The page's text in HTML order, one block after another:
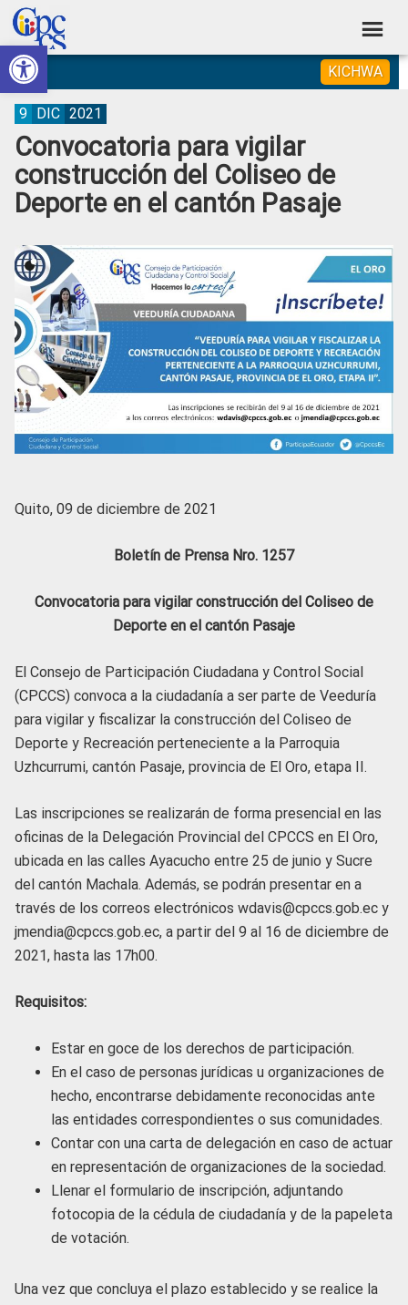
Abrir barra de herramientas
Skip
to
primary
navigation
Skip
to
main
content
Skip
to
primary
sidebar
Skip
to
footer
Consejo
de
Participación
Ciudadana
Control
Social
Construyendo
Poder
Ciudadano
KICHWA
Convocatoria para vigilar
construcción del Coliseo de
Deporte en el cantón Pasaje
9 DIC 2021
Quito, 09 de diciembre de 2021
Boletín de Prensa Nro. 1257
Convocatoria para vigilar construcción del Coliseo de
Deporte en el cantón Pasaje
El Consejo de Participación Ciudadana y Control Social
(CPCCS) convoca a la ciudadanía a ser parte de Veeduría
para vigilar y fiscalizar la construcción del Coliseo de
Deporte y Recreación perteneciente a la Parroquia
Uzhcurrumi, cantón Pasaje, provincia de El Oro, etapa II.
Las inscripciones se realizarán de forma presencial en las
oficinas de la Delegación Provincial del CPCCS en El Oro,
ubicada en las calles Ayacucho entre 25 de junio y Sucre
del cantón Machala. Además, se podrán presentar en a
través de los correos electrónicos wdavis@cpccs.gob.ec y
jmendia@cpccs.gob.ec, a partir del 9 al 16 de diciembre de
2021, hasta las 17h00.
Requisitos:
Estar en goce de los derechos de participación.
En el caso de personas jurídicas u organizaciones de
hecho, encontrarse debidamente reconocidas ante
las entidades correspondientes o sus comunidades.
Contar con una carta de delegación en caso de actuar
en representación de organizaciones de la sociedad.
Llenar el formulario de inscripción, adjuntando
fotocopia de la cédula de ciudadanía y de la papeleta
de votación.
Una vez que concluya el plazo establecido y se realice la